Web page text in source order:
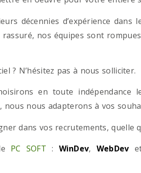
décennies d’expérience dans
rassuré, nos équipes sont
? N’hésitez pas à nous solliciter.
en toute indépendance
nous adapterons à vos
dans vos recrutements, quelle
PC SOFT : WinDev, WebDev